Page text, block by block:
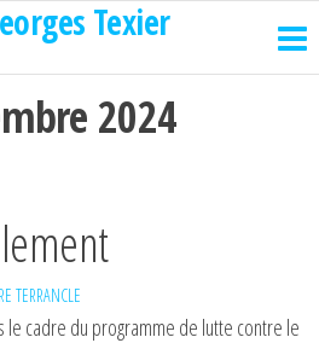
Texier
2024
TERRANCLE
le cadre du programme de lutte contre le